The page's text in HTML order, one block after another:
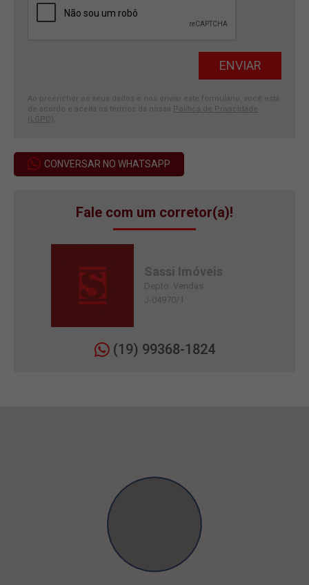
Ao preencher os seus dados e nos enviar este formulário, você está
de acordo e aceita os termos da nossa Política de Privacidade
(LGPD)
CONVERSAR NO WHATSAPP
Fale com um corretor(a)!
Sassi Imóveis
Depto. Vendas
J-04970/1
(19) 99368-1824